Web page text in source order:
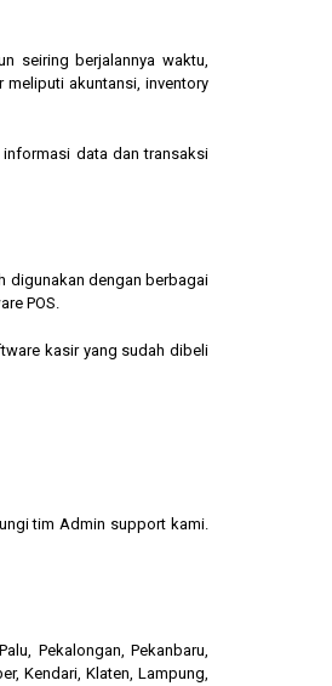
seiring berjalannya waktu,
akuntansi, inventory
informasi data dan transaksi
digunakan dengan berbagai
POS.
kasir yang sudah dibeli
tim Admin support kami.
Pekalongan, Pekanbaru,
Kendari, Klaten, Lampung,